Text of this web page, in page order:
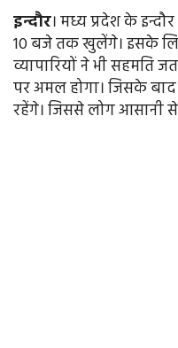
इन्दौर। मध्य प्रदेश के
10 बजे तक खुलेंगे। इसके
व्यापारियों ने भी सहमति
पर अमल होगा। जिसके
रहेंगे। जिससे लोग आसानी